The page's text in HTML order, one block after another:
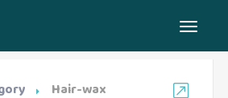
Hair-wax